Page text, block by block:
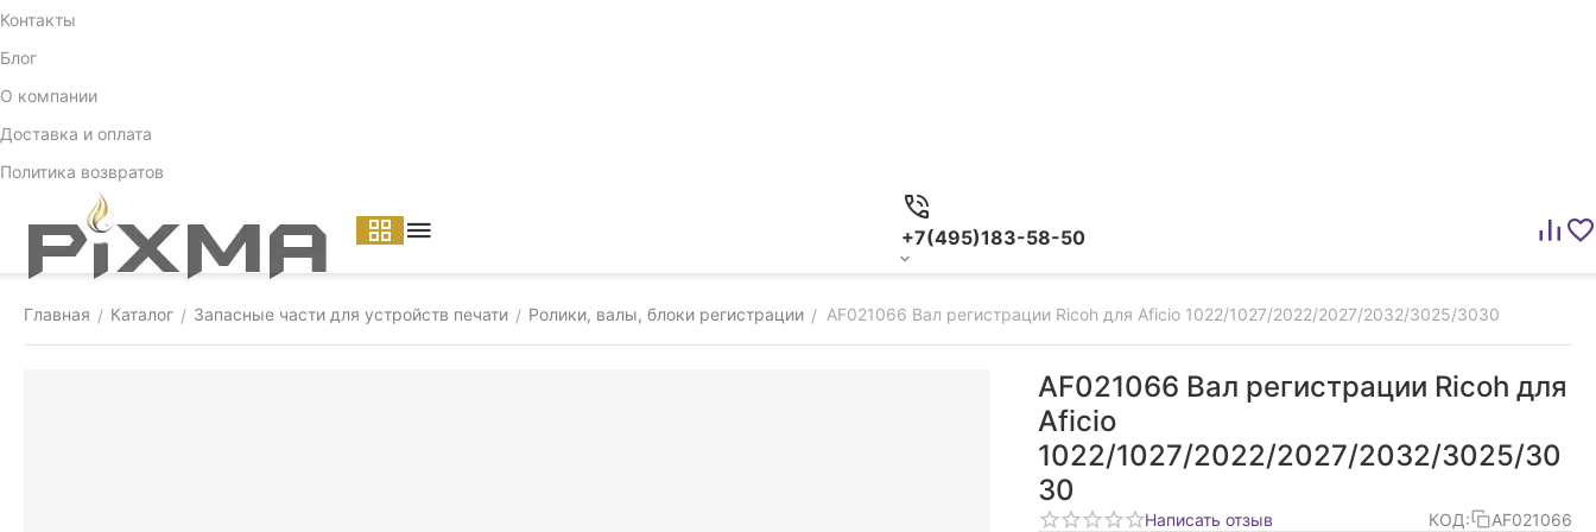
Контакты
Блог
О компании
Доставка и оплата
Политика возвратов
+7(495)183-58-50
Главная / Каталог / Запасные части для устройств печати / Ролики, валы, блоки регистрации / AF021066 Вал регистрации Ricoh для Aficio 1022/1027/2022/2027/2032/3025/3030
AF021066 Вал регистрации Ricoh для
Aficio
1022/1027/2022/2027/2032/3025/30
30
Написать отзыв КОД: AF021066